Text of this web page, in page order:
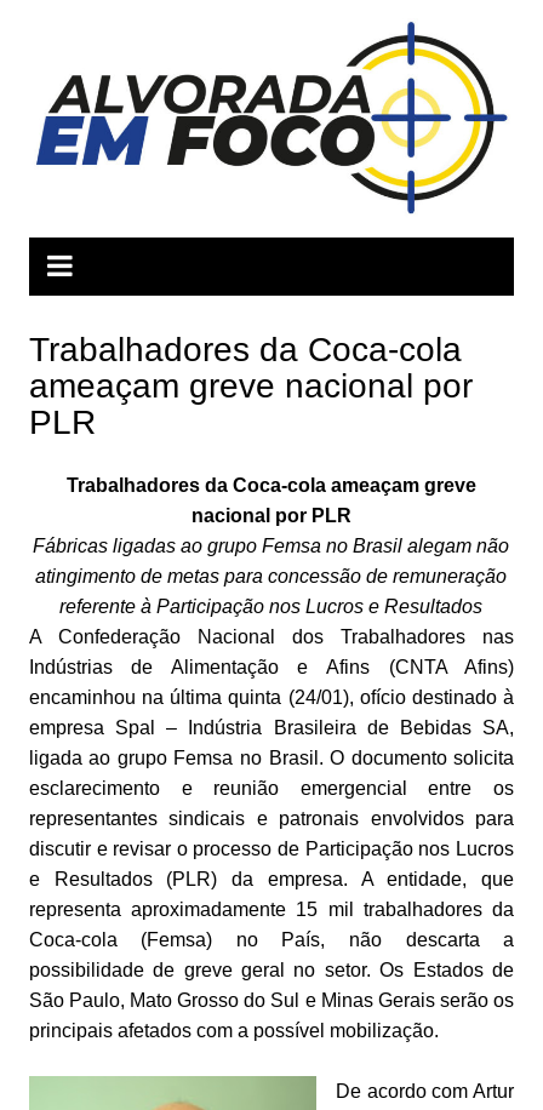
conteúdo
Trabalhadores da Coca-cola
ameaçam greve nacional por
PLR
Trabalhadores da Coca-cola ameaçam greve
nacional por PLR
Fábricas ligadas ao grupo Femsa no Brasil alegam não
atingimento de metas para concessão de remuneração
referente à Participação nos Lucros e Resultados
A Confederação Nacional dos Trabalhadores nas
Indústrias de Alimentação e Afins (CNTA Afins)
encaminhou na última quinta (24/01), ofício destinado à
empresa Spal – Indústria Brasileira de Bebidas SA,
ligada ao grupo Femsa no Brasil. O documento solicita
esclarecimento e reunião emergencial entre os
representantes sindicais e patronais envolvidos para
discutir e revisar o processo de Participação nos Lucros
e Resultados (PLR) da empresa. A entidade, que
representa aproximadamente 15 mil trabalhadores da
Coca-cola (Femsa) no País, não descarta a
possibilidade de greve geral no setor. Os Estados de
São Paulo, Mato Grosso do Sul e Minas Gerais serão os
principais afetados com a possível mobilização.
De acordo com Artur